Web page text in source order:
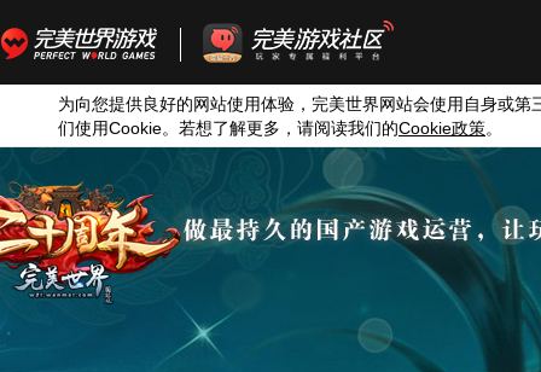
为向您提供良好的网站使用体验，完美世界网站会使用自身或第
们使用Cookie。若想了解更多，请阅读我们的Cookie政策。